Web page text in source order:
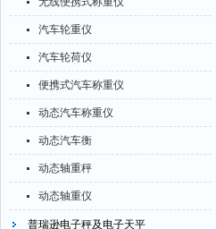
汽车轮重仪
汽车轮荷仪
便携式汽车称重仪
动态汽车称重仪
动态汽车衡
动态轴重秤
动态轴重仪
普瑞逊电子秤及电子天平